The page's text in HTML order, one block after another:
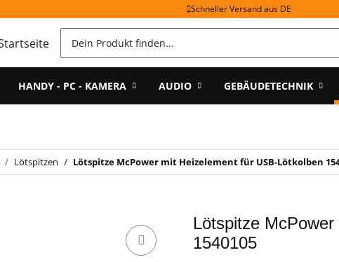
Schneller Versand aus DE
HANDY - PC - KAMERA AUDIO GEBÄUDETECHNIK
Lötspitzen Lötspitze McPower mit Heizelement für USB-Lötkolben
Lötspitze
1540105